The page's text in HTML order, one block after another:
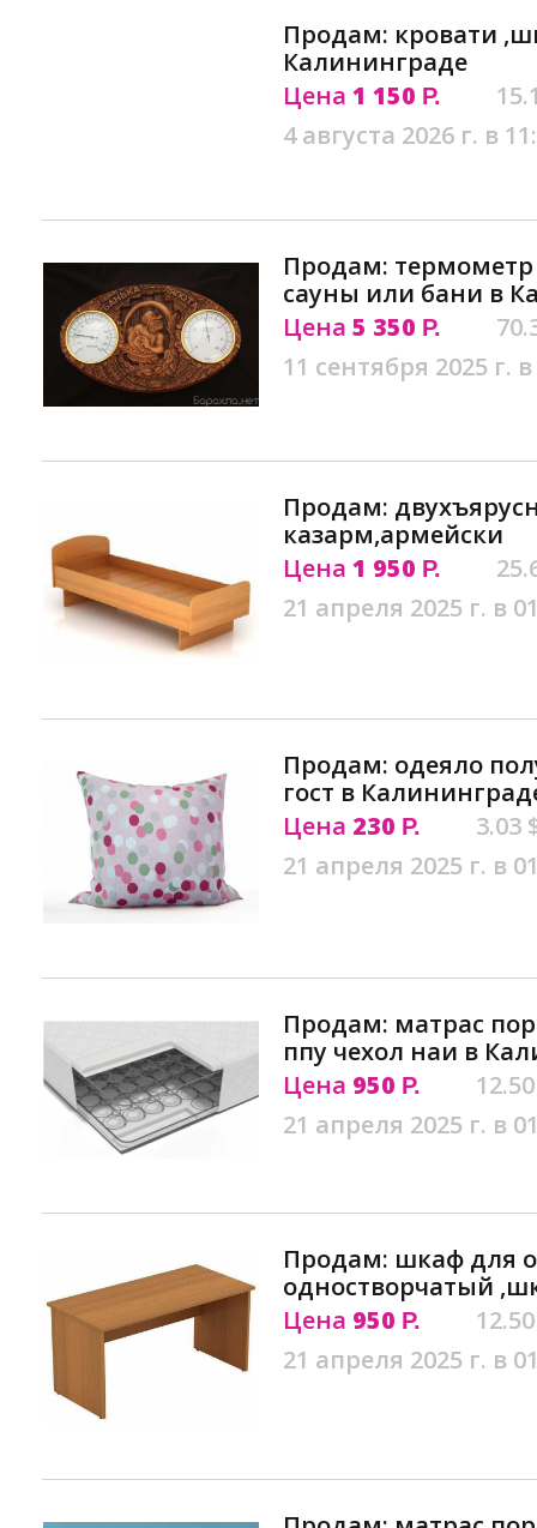
Продам: кровати
Калининграде
Цена 1 150 Р.
4 августа 2026 г. в
Продам:
сауны или бани в
Цена 5 350 Р.
11 сентября 2025 г.
Продам:
казарм,армейски
Цена 1 950 Р.
21 апреля 2025 г. в
Продам: одеяло
гост в
Цена 230 Р.
3.03
21 апреля 2025 г. в
Продам: матрас
ппу чехол наи в
Цена 950 Р.
21 апреля 2025 г. в
Продам: шкаф для
одностворчатый
Цена 950 Р.
21 апреля 2025 г. в